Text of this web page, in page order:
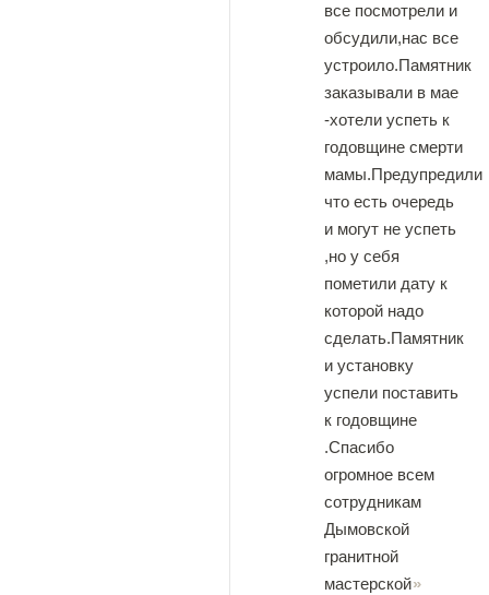
все посмотрели и
обсудили,нас все
устроило.Памятник
заказывали в мае
-хотели успеть к
годовщине смерти
мамы.Предупредили
что есть очередь
и могут не успеть
,но у себя
пометили дату к
которой надо
сделать.Памятник
и установку
успели поставить
к годовщине
.Спасибо
огромное всем
сотрудникам
Дымовской
гранитной
мастерской